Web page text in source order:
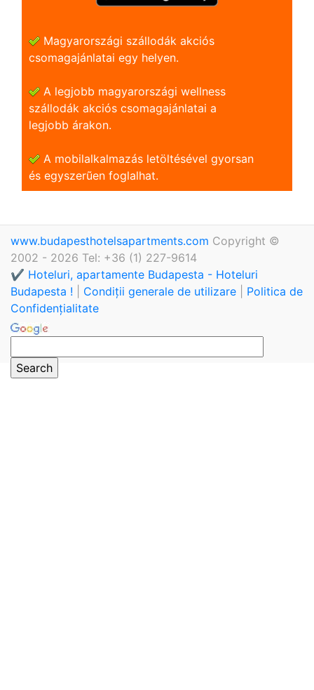
Magyarországi szállodák akciós
csomagajánlatai egy helyen.
A legjobb magyarországi wellness
szállodák akciós csomagajánlatai a
legjobb árakon.
A mobilalkalmazás letöltésével gyorsan
és egyszerũen foglalhat.
www.budapesthotelsapartments.com Copyright ©
2002 - 2026 Tel: +36 (1) 227-9614
✔️ Hoteluri, apartamente Budapesta - Hoteluri
Budapesta !
Condiții generale de utilizare
Politica de
Confidențialitate